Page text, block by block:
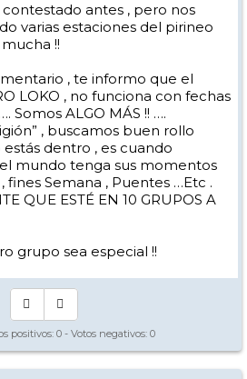
antes , pero nos
varias estaciones del pirineo
!!
, te informo que el
LOKO , no funciona con fechas
Somos ALGO MÁS !! ….
, buscamos buen rollo
estás dentro , es cuando
mundo tenga sus momentos
fines Semana , Puentes …Etc .
QUE ESTÉ EN 10 GRUPOS A
grupo sea especial !!
positivos: 0 - Votos negativos: 0